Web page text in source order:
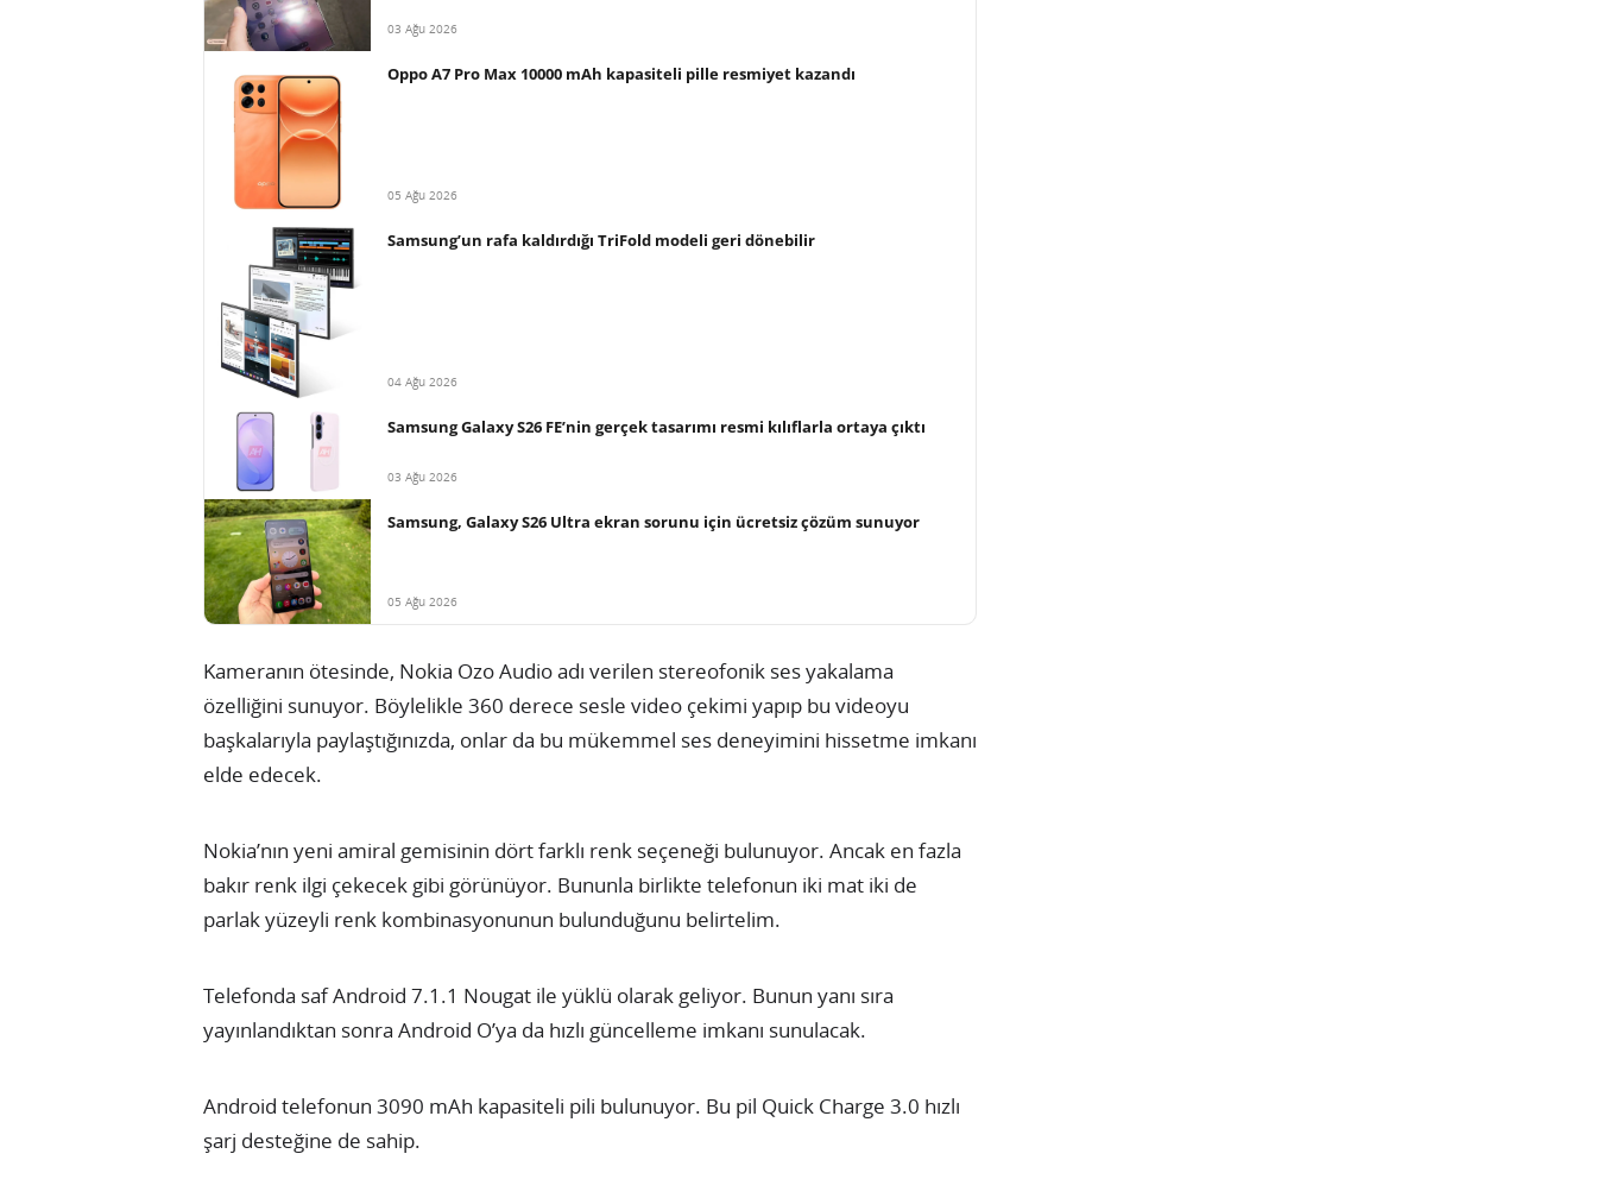
03 Ağu 2026
Oppo A7 Pro Max 10000 mAh kapasiteli pille resmiyet kazandı
05 Ağu 2026
Samsung’un rafa kaldırdığı TriFold modeli geri dönebilir
04 Ağu 2026
Samsung Galaxy S26 FE’nin gerçek tasarımı resmi kılıflarla ortaya çıktı
03 Ağu 2026
Samsung, Galaxy S26 Ultra ekran sorunu için ücretsiz çözüm sunuyor
05 Ağu 2026
Kameranın ötesinde, Nokia Ozo Audio adı verilen stereofonik ses yakalama
özelliğini sunuyor. Böylelikle 360 derece sesle video çekimi yapıp bu videoyu
başkalarıyla paylaştığınızda, onlar da bu mükemmel ses deneyimini hissetme imkanı
elde edecek.
Nokia’nın yeni amiral gemisinin dört farklı renk seçeneği bulunuyor. Ancak en fazla
bakır renk ilgi çekecek gibi görünüyor. Bununla birlikte telefonun iki mat iki de
parlak yüzeyli renk kombinasyonunun bulunduğunu belirtelim.
Telefonda saf Android 7.1.1 Nougat ile yüklü olarak geliyor. Bunun yanı sıra
yayınlandıktan sonra Android O’ya da hızlı güncelleme imkanı sunulacak.
Android telefonun 3090 mAh kapasiteli pili bulunuyor. Bu pil Quick Charge 3.0 hızlı
şarj desteğine de sahip.